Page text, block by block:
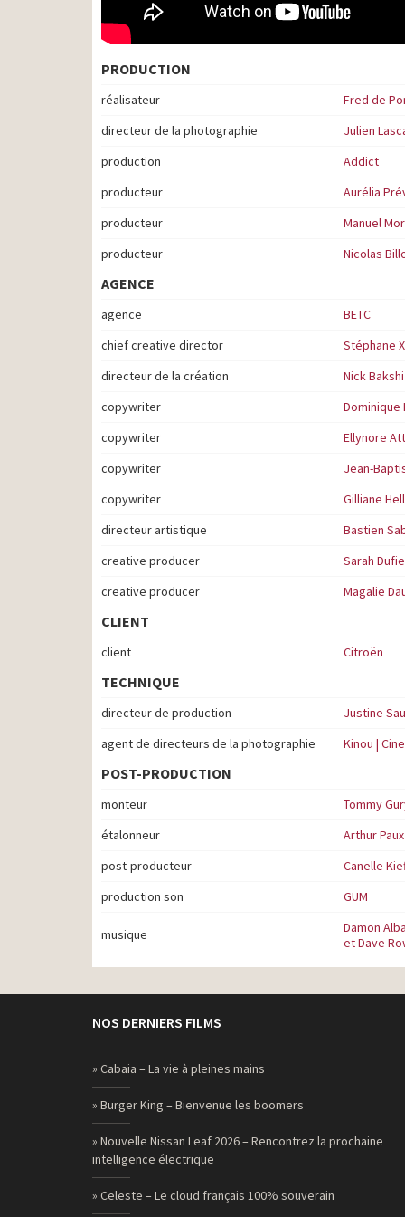
PRODUCTION
réalisateur
Fred de
directeur de la photographie
Julien
production
Addict
producteur
Aurélia
producteur
Manuel
producteur
Nicolas
AGENCE
agence
BETC
chief creative director
Stéphane
directeur de la création
Nick Bakshi
copywriter
Dominique
copywriter
Ellynore
copywriter
Jean-
copywriter
Gilliane
directeur artistique
Bastien
creative producer
Sarah
creative producer
Magalie
CLIENT
client Citroën
TECHNIQUE
directeur de production
Justine
agent de directeurs de la photographie
Kinou |
POST-PRODUCTION
monteur
Tommy
étalonneur
Arthur Paux
post-producteur
Canelle
production son
GUM
musique
Damon
et Dave
NOS DERNIERS FILMS
» Cabaia – La vie à pleines mains
» Burger King – Bienvenue les boomers
» Nouvelle Nissan Leaf 2026 – Rencontrez la prochaine
intelligence électrique
» Celeste – Le cloud français 100% souverain